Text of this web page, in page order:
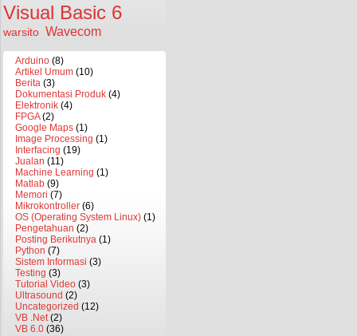
Visual Basic 6
warsito Wavecom
Arduino (8)
Artikel Umum (10)
Berita (3)
Dokumentasi Produk (4)
Elektronik (4)
FPGA(2)
Google Maps (1)
Image Processing (1)
Interfacing (19)
Jualan (11)
Machine Learning (1)
Matlab (9)
Memori (7)
Mikrokontroller (6)
OS (Operating System Linux) (1)
Pengetahuan (2)
Posting Berikutnya (1)
Python (7)
Sistem Informasi (3)
Testing (3)
Tutorial Video (3)
Ultrasound (2)
Uncategorized (12)
VB .Net(2)
VB 6.0 (36)